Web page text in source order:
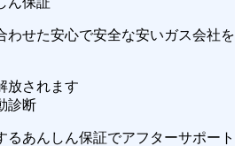
わせた安心で安全な安いガス会社を
放されます
るあんしん保証でアフターサポート